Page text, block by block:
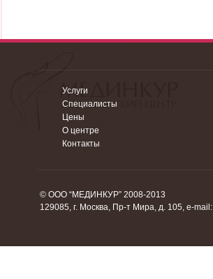
Услуги
Специалисты
Цены
О центре
Контакты
© ООО “МЕДИНКУР” 2008-2013
129085, г. Москва, Пр-т Мира, д. 105, e-mail: